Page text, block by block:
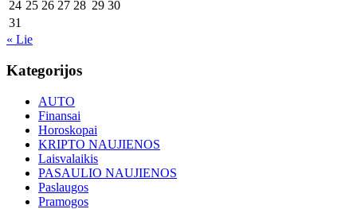
24 25 26 27 28 29 30
31
« Lie
Kategorijos
AUTO
Finansai
Horoskopai
KRIPTO NAUJIENOS
Laisvalaikis
PASAULIO NAUJIENOS
Paslaugos
Pramogos